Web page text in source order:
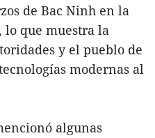
de Bac Ninh en la
lo que muestra la
y el pueblo de
modernas al
algunas